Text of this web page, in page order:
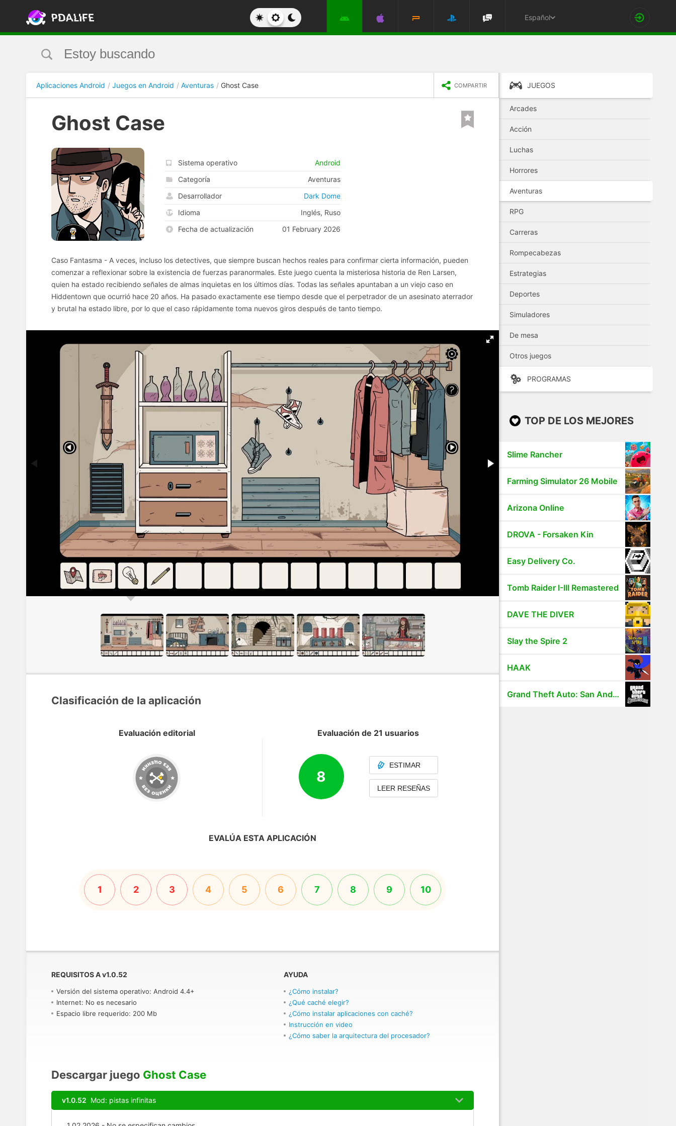
Español
Aplicaciones Android Juegos en Android Aventuras Ghost Case COMPARTIR
Ghost Case
Sistema operativo
Android
Categoría
Aventuras
Desarrollador
Dark Dome
Idioma
Inglés, Ruso
Fecha de actualización
01 February 2026
Caso Fantasma - A veces, incluso los detectives, que siempre buscan hechos reales para confirmar cierta información, pueden
comenzar a reflexionar sobre la existencia de fuerzas paranormales. Este juego cuenta la misteriosa historia de Ren Larsen,
quien ha estado recibiendo señales de almas inquietas en los últimos días. Todas las señales apuntaban a un viejo caso en
Hiddentown que ocurrió hace 20 años. Ha pasado exactamente ese tiempo desde que el perpetrador de un asesinato aterrador
y brutal ha estado libre, por lo que el caso rápidamente toma nuevos giros después de tanto tiempo.
Clasificación de la aplicación
Evaluación editorial Evaluación de 21 usuarios
8
ESTIMAR
LEER RESEÑAS
EVALÚA ESTA APLICACIÓN
1 2 3 4 5 6 7 8 9 10
REQUISITOS Av1.0.52
Versión del sistema operativo: Android 4.4+
Internet: No es necesario
Espacio libre requerido: 200 Mb
AYUDA
¿Cómo instalar?
¿Qué caché elegir?
¿Cómo instalar aplicaciones con caché?
Instrucción en video
¿Cómo saber la arquitectura del procesador?
Descargar juego Ghost Case
v1.0.52 Mod: pistas infinitas
JUEGOS
Arcades
Acción
Luchas
Horrores
Aventuras
RPG
Carreras
Rompecabezas
Estrategias
Deportes
Simuladores
De mesa
Otros juegos
PROGRAMAS
TOP DE LOS MEJORES
Slime Rancher
Farming Simulator 26 Mobile
Arizona Online
DROVA - Forsaken Kin
Easy Delivery Co.
Tomb Raider I-III Remastered
DAVE THE DIVER
Slay the Spire 2
HAAK
Grand Theft Auto: San Andreas